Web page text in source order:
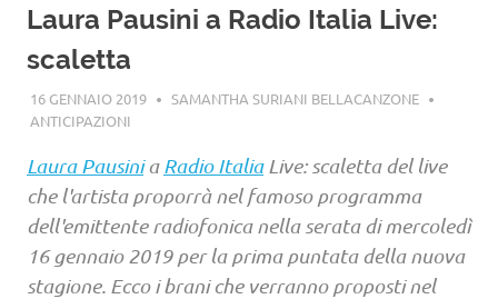
Laura Pausini a Radio Italia Live:
scaletta
16 GENNAIO 2019
SAMANTHA SURIANI BELLACANZONE
ANTICIPAZIONI
Laura PausiniaRadio ItaliaLive: scaletta del live
che l'artista proporrà nel famoso programma
dell'emittente radiofonica nella serata di mercoledì
16 gennaio 2019 per la prima puntata della nuova
stagione. Ecco i brani che verranno proposti nel